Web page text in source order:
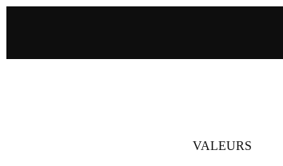
VALEURS